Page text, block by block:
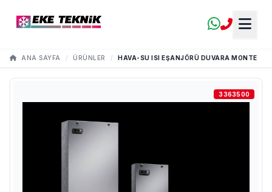
ANA SAYFA / ÜRÜNLER / HAVA-SU ISI EŞANJÖRÜ DUVARA MONTE
3363500